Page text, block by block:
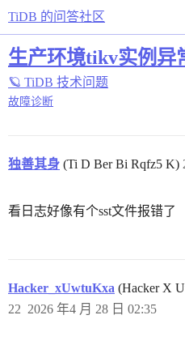
TiDB 的问答社区
生产环境tikv实例异
🪐 TiDB 技术问题
故障诊断
独善其身 (Ti D Ber Bi Rqfz5 K)
看日志好像有个sst文件报错了
Hacker_xUwtuKxa (Hacker X
2026 年4 月 28 日 02:35
22